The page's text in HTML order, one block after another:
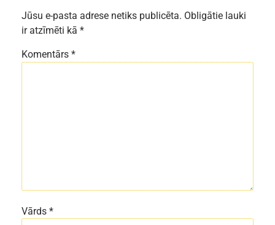
Jūsu e-pasta adrese netiks publicēta. Obligātie lauki
ir atzīmēti kā *
Komentārs *
Vārds *